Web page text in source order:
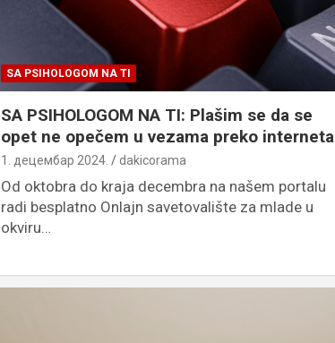
SA PSIHOLOGOM NA TI
SA PSIHOLOGOM NA TI: Plašim se da se
opet ne opečem u vezama preko interneta
1. децембар 2024. dakicorama
Od oktobra do kraja decembra na našem portalu
radi besplatno Onlajn savetovalište za mlade u
okviru…